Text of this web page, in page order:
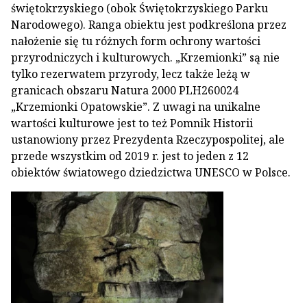
świętokrzyskiego (obok Świętokrzyskiego Parku
Narodowego). Ranga obiektu jest podkreślona przez
nałożenie się tu różnych form ochrony wartości
przyrodniczych i kulturowych. „Krzemionki” są nie
tylko rezerwatem przyrody, lecz także leżą w
granicach obszaru Natura 2000 PLH260024
„Krzemionki Opatowskie”. Z uwagi na unikalne
wartości kulturowe jest to też Pomnik Historii
ustanowiony przez Prezydenta Rzeczypospolitej, ale
przede wszystkim od 2019 r. jest to jeden z 12
obiektów światowego dziedzictwa UNESCO w Polsce.